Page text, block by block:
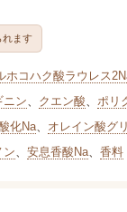
れます
ホコハク酸ラウレス
ニン、 クエン酸、 ポリ
化Na、 オレイン酸グ
ン、 安息香酸Na、 香料